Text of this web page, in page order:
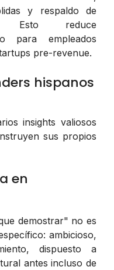
y respaldo de
Esto reduce
para empleados
pre-revenue.
hispanos
insights valiosos
sus propios
en
demostrar" no es
ambicioso,
dispuesto a
antes incluso de